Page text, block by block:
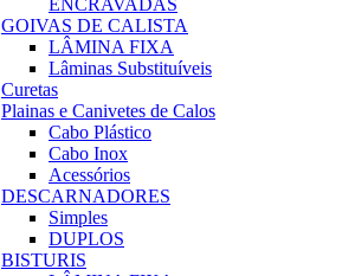
ENCRAVADAS
GOIVAS DE CALISTA
LÂMINA FIXA
Lâminas Substituíveis
Curetas
Plainas e Canivetes de Calos
Cabo Plástico
Cabo Inox
Acessórios
DESCARNADORES
Simples
DUPLOS
BISTURIS